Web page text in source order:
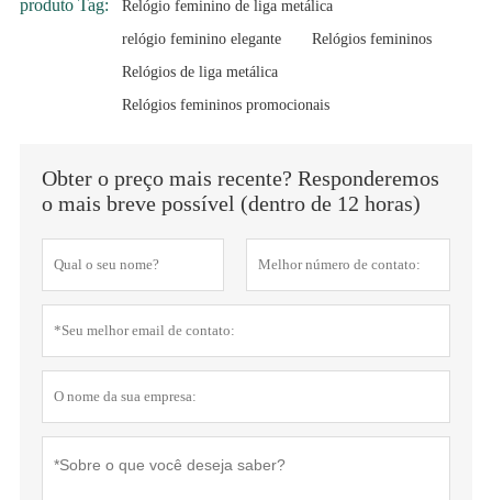
produto Tag:
Relógio feminino de liga metálica
relógio feminino elegante
Relógios femininos
Relógios de liga metálica
Relógios femininos promocionais
Obter o preço mais recente? Responderemos
o mais breve possível (dentro de 12 horas)